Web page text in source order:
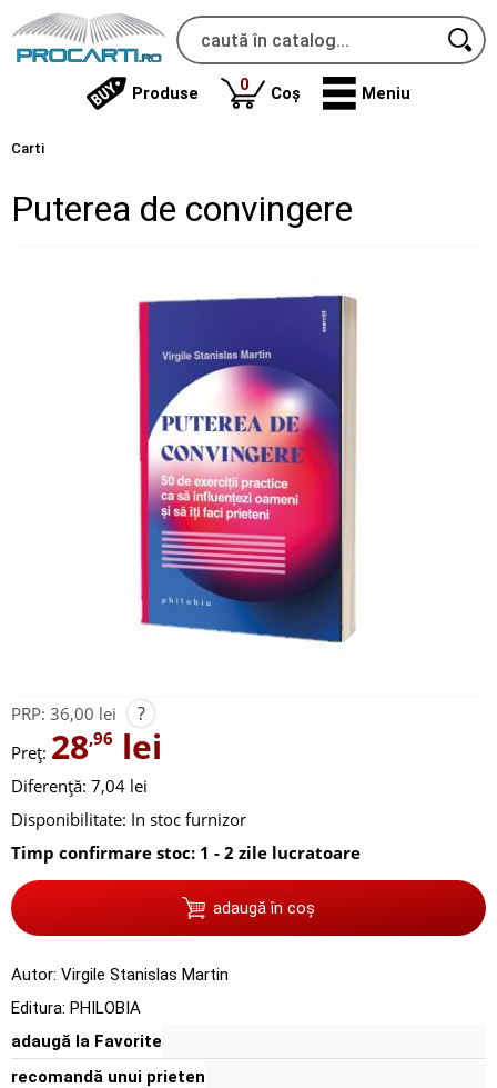
Produse 0produse
Coș Meniu
Carti
Puterea de convingere
PRP: 36,00 lei ?
Preț: 28,96 lei
Diferență: 7,04 lei
Disponibilitate: In stoc furnizor
Timp confirmare stoc: 1 - 2 zile lucratoare
adaugă în coș
Autor: Virgile Stanislas Martin
Editura: PHILOBIA
adaugă la Favorite
recomandă unui prieten